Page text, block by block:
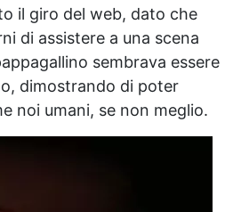
il giro del web, dato che
di assistere a una scena
sembrava essere
dimostrando di poter
noi umani, se non meglio.